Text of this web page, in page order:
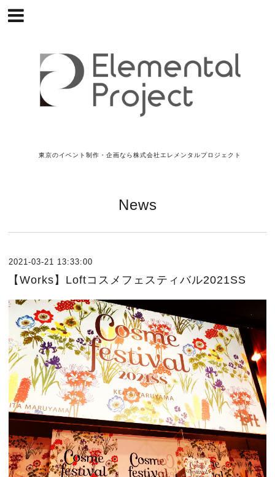
東京のイベント制作・企画なら株式会社エレメンタルプロジェクト
News
2021-03-21 13:33:00
【Works】Loftコスメフェスティバル2021SS